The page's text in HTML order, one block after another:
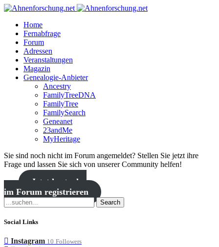
Home
Fernabfrage
Forum
Adressen
Veranstaltungen
Magazin
Genealogie-Anbieter
Ancestry
FamilyTreeDNA
FamilyTree
FamilySearch
Geneanet
23andMe
MyHeritage
Sie sind noch nicht im Forum angemeldet? Stellen Sie jetzt ihre
Frage und lassen Sie sich von unserer Community helfen!
Jetzt kostenlos
im Forum registrieren
Search
Social Links
Instagram 10 Followers